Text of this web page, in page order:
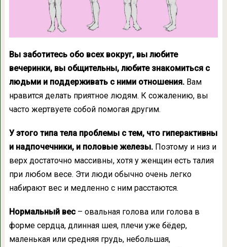
Вы заботитесь обо всех вокруг, вы любите
вечеринки, вы общительны, любите знакомиться с
людьми и поддерживать с ними отношения.Вам
нравится делать приятное людям. К сожалению, вы
часто жертвуете собой помогая другим.
У этого типа тела проблемы с тем, что гиперактивны
и надпочечники, и половые железы.Поэтому и низ и
верх достаточно массивны, хотя у женщин есть талия
при любом весе. Эти люди обычно очень легко
набирают вес и медленно с ним расстаются.
Нормальный вес– овальная голова или голова в
форме сердца, длинная шея, плечи уже бёдер,
маленькая или средняя грудь, небольшая,